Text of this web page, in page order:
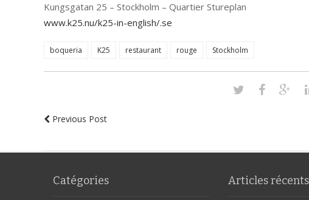
Kungsgatan 25 – Stockholm – Quartier Stureplan
www.k25.nu/k25-in-english/.se
boqueria K25 restaurant rouge Stockholm
Previous Post
Catégories Articles récents